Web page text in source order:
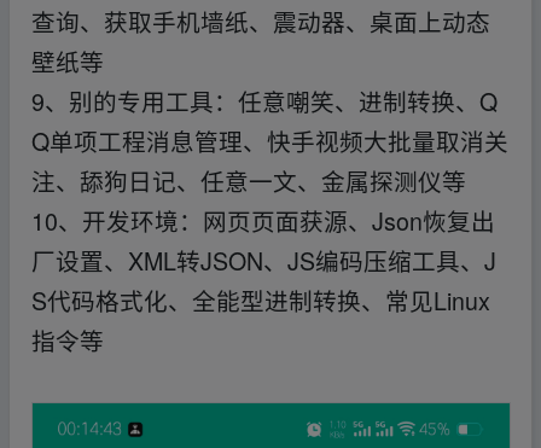
查询、获取手机墙纸、震动器、桌面上动态
壁纸等
9、别的专用工具：任意嘲笑、进制转换、Q
Q单项工程消息管理、快手视频大批量取消关
注、舔狗日记、任意一文、金属探测仪等
10、开发环境：网页页面获源、Json恢复出
厂设置、XML转JSON、JS编码压缩工具、J
S代码格式化、全能型进制转换、常见Linux
指令等